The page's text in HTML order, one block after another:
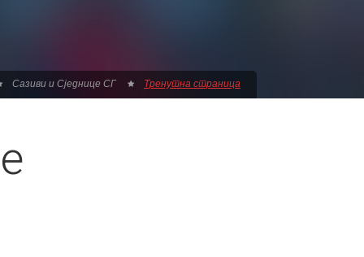
Сазиви и Сједнице СГ Тренутна страница